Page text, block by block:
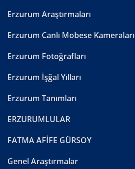
Erzurum Araştırmaları
Erzurum Canlı Mobese Kameraları
Erzurum Fotoğrafları
Erzurum İşğal Yılları
Erzurum Tanımları
ERZURUMLULAR
FATMA AFİFE GÜRSOY
Genel Araştırmalar